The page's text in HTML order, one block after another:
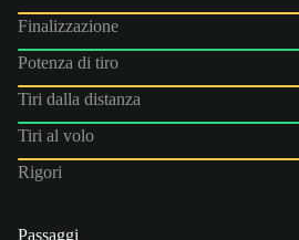
Finalizzazione
Potenza di tiro
Tiri dalla distanza
Tiri al volo
Rigori
Passaggi